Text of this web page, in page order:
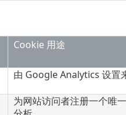
Cookie 用途
由 Google Analytics 设置
为网站访问者注册一个唯